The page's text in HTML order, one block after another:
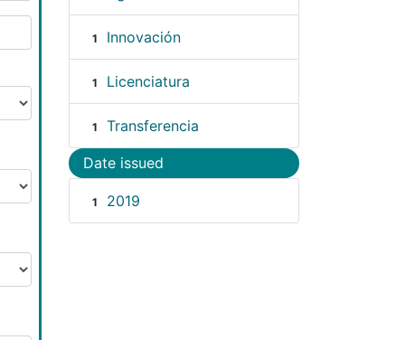
1 Innovación
1 Licenciatura
1 Transferencia
Date issued
1 2019